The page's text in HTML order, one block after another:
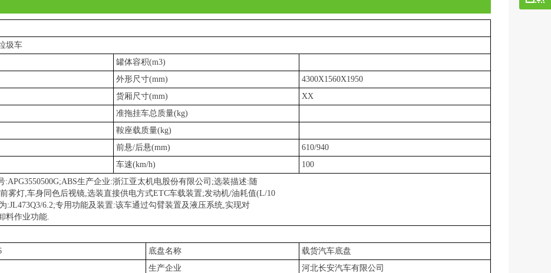
陈经理
湖北省随州市曾都区两水大道大力路特1号 欢迎咨询 优惠3千-3万
圾车
罐体容积(m3)
外形尺寸(mm)
4300X1560X1950
货厢尺寸(mm)
XX
准拖挂车总质量(kg)
鞍座载质量(kg)
前悬/后悬(mm)
610/940
车速(km/h) 100
:APG3550500G;ABS生产企业:浙江亚太机电股份有限公司;选装描述:随
雾灯,车身同色后视镜,选装直接供电方式ETC车载装置;发动机/油耗值(L/10
:JL473Q3/6.2;专用功能及装置:该车通过勾臂装置及液压系统,实现对
料作业功能.
底盘名称
载货汽车底盘
生产企业
河北长安汽车有限公司